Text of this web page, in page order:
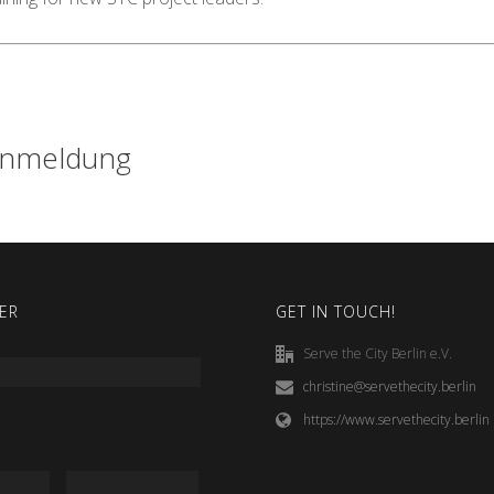
GET IN TOUCH!
Serve the City Berlin e.V.
christine@servethecity.berlin
https://www.servethecity.berlin